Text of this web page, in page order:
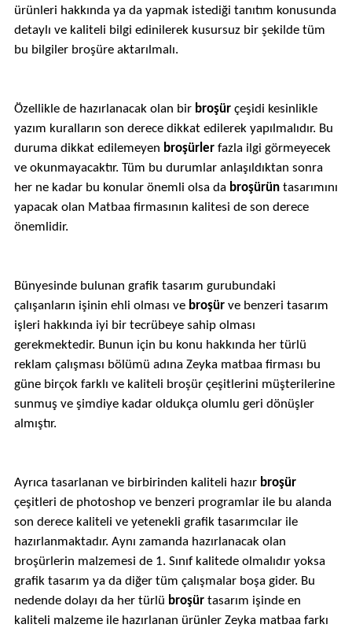
ürünleri hakkında ya da yapmak istediği tanıtım konusunda
detaylı ve kaliteli bilgi edinilerek kusursuz bir şekilde tüm
bu bilgiler broşüre aktarılmalı.
Özellikle de hazırlanacak olan bir broşür çeşidi kesinlikle
yazım kuralların son derece dikkat edilerek yapılmalıdır. Bu
duruma dikkat edilemeyen broşürler fazla ilgi görmeyecek
ve okunmayacaktır. Tüm bu durumlar anlaşıldıktan sonra
her ne kadar bu konular önemli olsa da broşürün tasarımını
yapacak olan Matbaa firmasının kalitesi de son derece
önemlidir.
Bünyesinde bulunan grafik tasarım gurubundaki
çalışanların işinin ehli olması ve broşür ve benzeri tasarım
işleri hakkında iyi bir tecrübeye sahip olması
gerekmektedir. Bunun için bu konu hakkında her türlü
reklam çalışması bölümü adına Zeyka matbaa firması bu
güne birçok farklı ve kaliteli broşür çeşitlerini müşterilerine
sunmuş ve şimdiye kadar oldukça olumlu geri dönüşler
almıştır.
Ayrıca tasarlanan ve birbirinden kaliteli hazır broşür
çeşitleri de photoshop ve benzeri programlar ile bu alanda
son derece kaliteli ve yetenekli grafik tasarımcılar ile
hazırlanmaktadır. Aynı zamanda hazırlanacak olan
broşürlerin malzemesi de 1. Sınıf kalitede olmalıdır yoksa
grafik tasarım ya da diğer tüm çalışmalar boşa gider. Bu
nedende dolayı da her türlü broşür tasarım işinde en
kaliteli malzeme ile hazırlanan ürünler Zeyka matbaa farkı